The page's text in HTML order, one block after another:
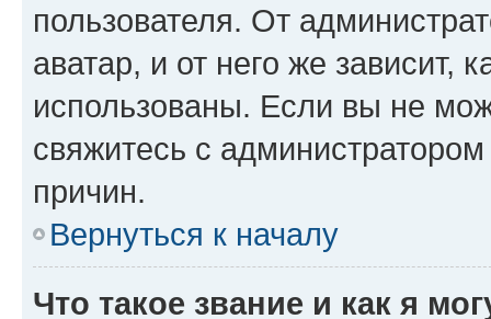
пользователя. От
аватар, и от него же зависит,
использованы. Если вы не
свяжитесь с
причин.
Вернуться к началу
Что такое звание и как я